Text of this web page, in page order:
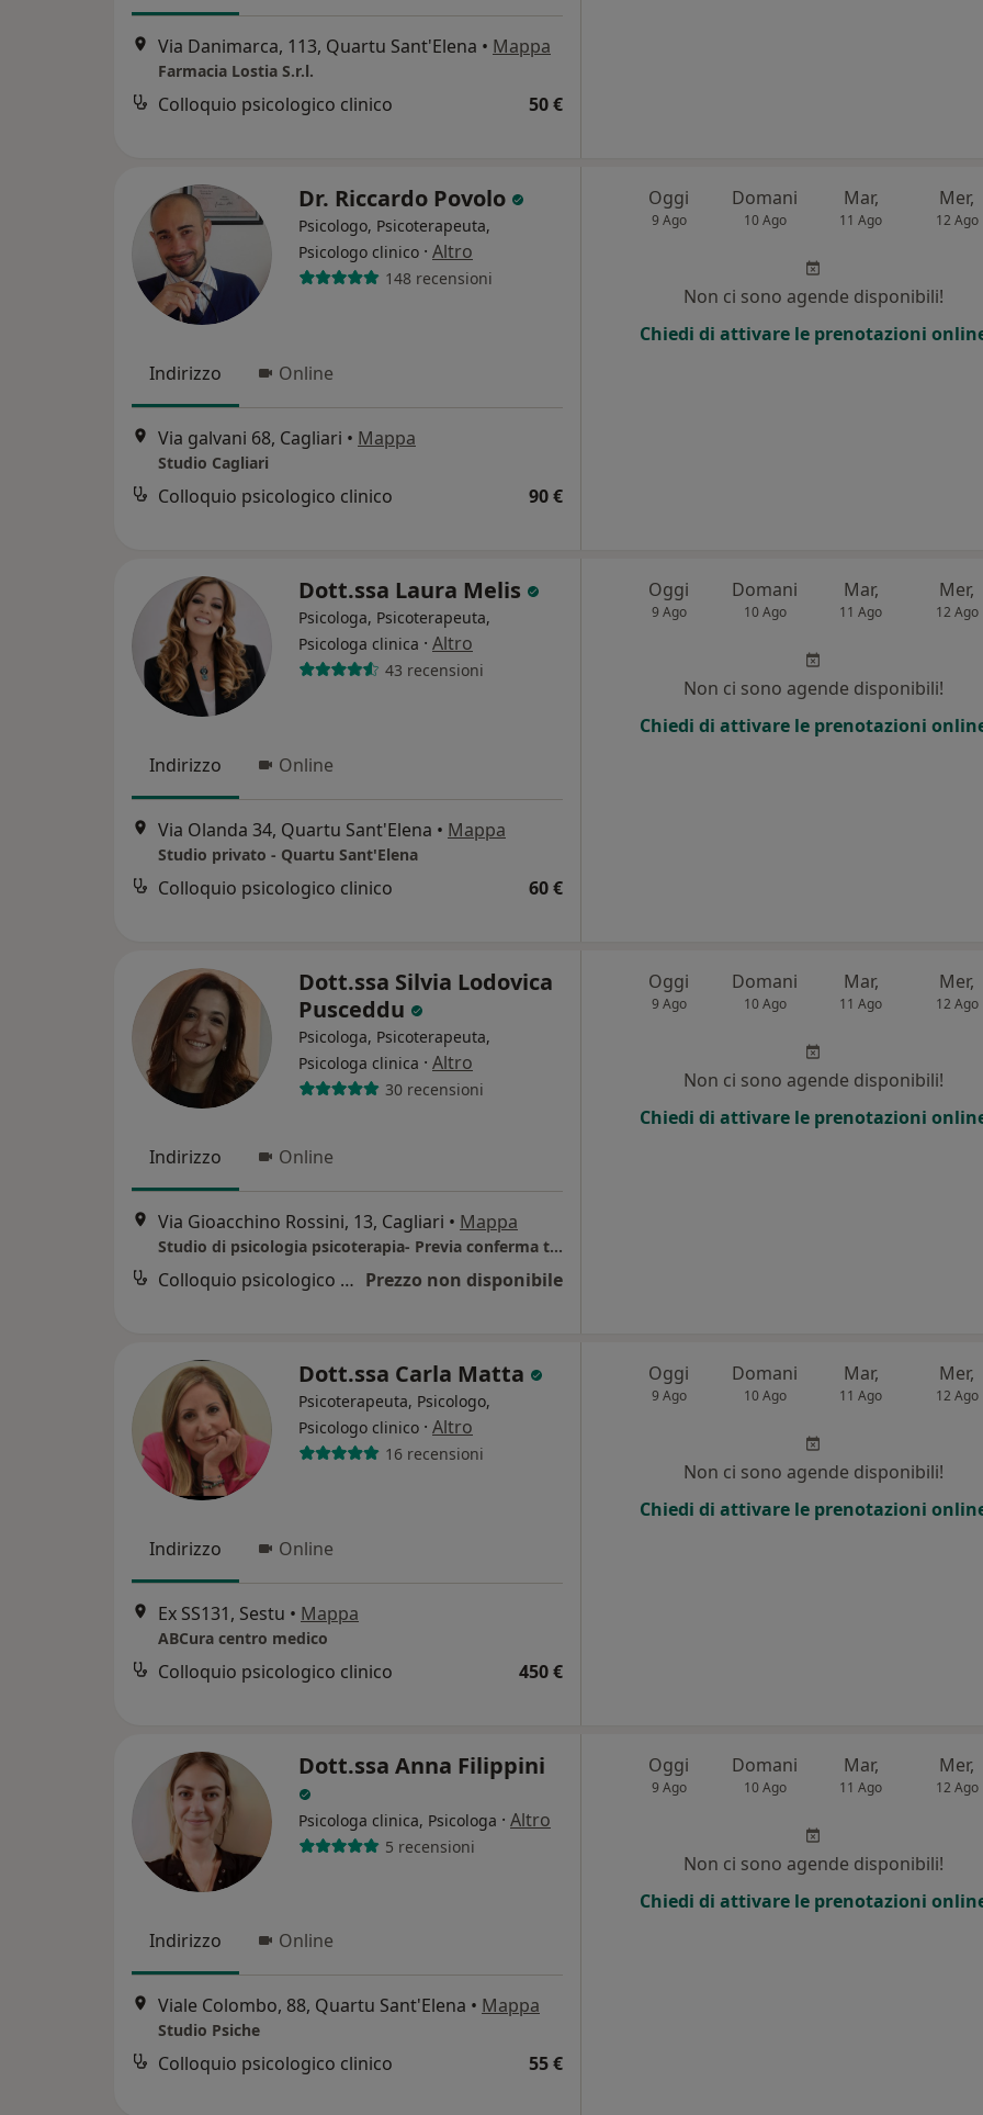
Via Danimarca, 113, Quartu Sant'Elena • Mappa
Farmacia Lostia S.r.l.
Colloquio psicologico clinico 50 €
Dr. Riccardo Povolo
Psicologo, Psicoterapeuta,
Psicologo clinico · Altro
148 recensioni
Indirizzo Online
Via galvani 68, Cagliari • Mappa
Studio Cagliari
Colloquio psicologico clinico 90 €
Oggi
9 Ago
Domani
10 Ago
Mar,
11 Ago
Mer,
12 Ago
Non ci sono agende disponibili!
Chiedi di attivare le prenotazioni
Dott.ssa Laura Melis
Psicologa, Psicoterapeuta,
Psicologa clinica · Altro
43 recensioni
Indirizzo Online
Via Olanda 34, Quartu Sant'Elena • Mappa
Studio privato - Quartu Sant'Elena
Colloquio psicologico clinico 60 €
Oggi
9 Ago
Domani
10 Ago
Mar,
11 Ago
Mer,
12 Ago
Non ci sono agende disponibili!
Chiedi di attivare le prenotazioni
Dott.ssa Silvia Lodovica
Pusceddu
Psicologa, Psicoterapeuta,
Psicologa clinica · Altro
30 recensioni
Indirizzo Online
Via Gioacchino Rossini, 13, Cagliari • Mappa
Studio di psicologia psicoterapia- Previa conferma telefonica
Colloquio psicologico clinico Prezzo non disponibile
Oggi
9 Ago
Domani
10 Ago
Mar,
11 Ago
Mer,
12 Ago
Non ci sono agende disponibili!
Chiedi di attivare le prenotazioni
Dott.ssa Carla Matta
Psicoterapeuta, Psicologo,
Psicologo clinico · Altro
16 recensioni
Indirizzo Online
Ex SS131, Sestu • Mappa
ABCura centro medico
Colloquio psicologico clinico 450 €
Oggi
9 Ago
Domani
10 Ago
Mar,
11 Ago
Mer,
12 Ago
Non ci sono agende disponibili!
Chiedi di attivare le prenotazioni
Dott.ssa Anna Filippini
Psicologa clinica, Psicologa · Altro
5 recensioni
Indirizzo Online
Viale Colombo, 88, Quartu Sant'Elena • Mappa
Studio Psiche
Colloquio psicologico clinico 55 €
Oggi
9 Ago
Domani
10 Ago
Mar,
11 Ago
Mer,
12 Ago
Non ci sono agende disponibili!
Chiedi di attivare le prenotazioni